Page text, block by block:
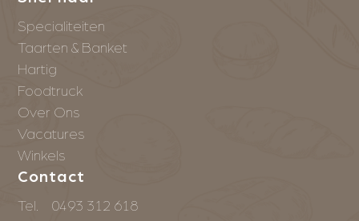
Specialiteiten
Taarten & Banket
Hartig
Foodtruck
Over Ons
Vacatures
Winkels
Contact
Tel. 0493 312 618